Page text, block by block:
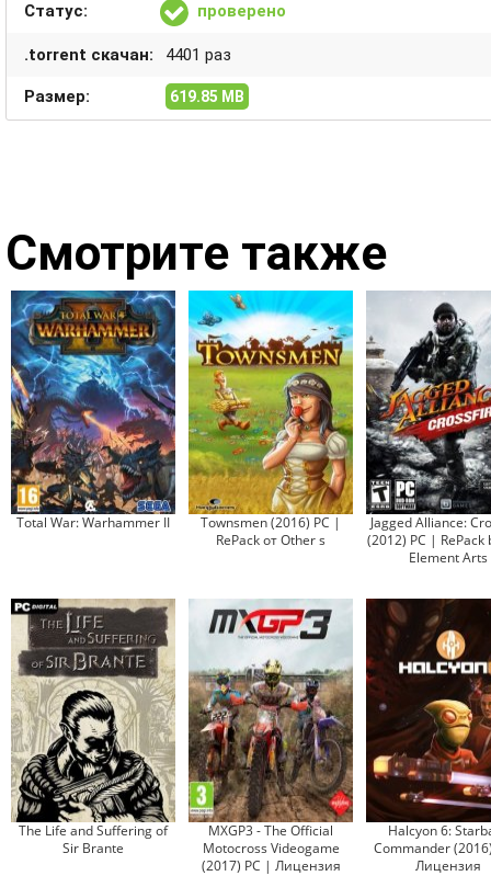
Статус: проверено
.torrent скачан: 4401 раз
Размер: 619.85 MB
Смотрите также
Total War: Warhammer II
Townsmen (2016) PC |
RePack от Other s
Jagged Alliance:
(2012) PC | RePack
Element Arts
The Life and Suffering of
Sir Brante
MXGP3 - The Official
Motocross Videogame
(2017) PC | Лицензия
Halcyon 6:
Commander
Лицензия